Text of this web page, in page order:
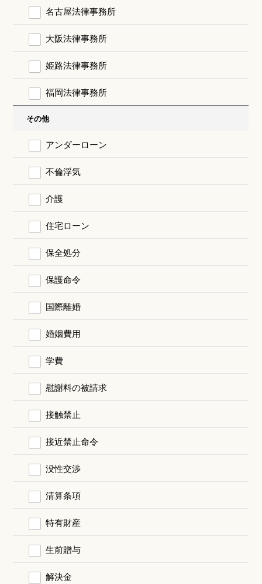
名古屋法律事務所
大阪法律事務所
姫路法律事務所
福岡法律事務所
その他
アンダーローン
不倫浮気
介護
住宅ローン
保全処分
保護命令
国際離婚
婚姻費用
学費
慰謝料の被請求
接触禁止
接近禁止命令
没性交渉
清算条項
特有財産
生前贈与
解決金